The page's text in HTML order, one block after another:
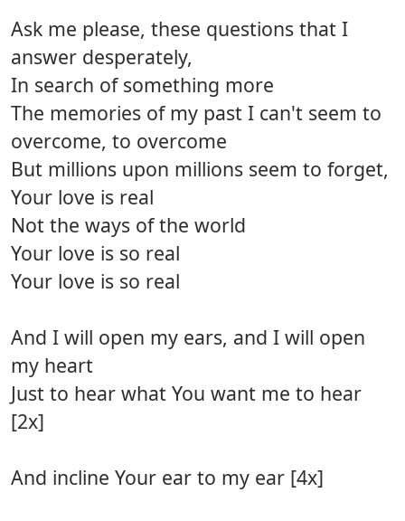
Ask me please, these questions that I
answer desperately,
In search of something more
The memories of my past I can't seem to
overcome, to overcome
But millions upon millions seem to forget,
Your love is real
Not the ways of the world
Your love is so real
Your love is so real
And I will open my ears, and I will open
my heart
Just to hear what You want me to hear
[2x]
And incline Your ear to my ear [4x]